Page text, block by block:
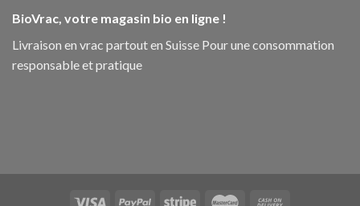
BioVrac, votre magasin bio en ligne !
Livraison en vrac partout en Suisse Pour une consommation
responsable et pratique